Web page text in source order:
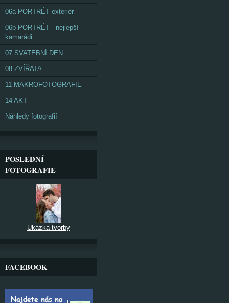
06a PORTRÉT exteriér
06b PORTRÉT - nejlepší
kamarádi
07 SVATEBNÍ DEN
08 ZVÍŘATA
11 MAKROFOTOGRAFIE
14 AKT
Náhledy fotografií
POSLEDNÍ
FOTOGRAFIE
Ukázka tvorby
FACEBOOK